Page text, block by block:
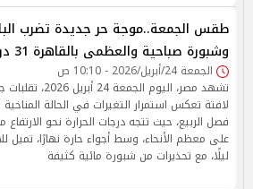
طقس الجمعة..موجة حر جديدة تضرب
وشبورة صباحية والعظمى بالقاهرة 31 درجة
الجمعة 24/أبريل/2026 - 10:10 ص
تشهد مصر، اليوم الجمعة 24 أبريل
لافتة تعكس استمرار التغيرات في الحالة المناخية
فصل الربيع، حيث تتجه درجات الحرارة نحو الارتفاع
على معظم الأنحاء، وسط أجواء حارة نهارًا، تميل
ليلًا، مع تحذيرات من شبورة مائية كثيفة